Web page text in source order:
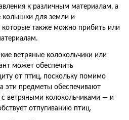
к различным материалам, а
колышки для земли и
которые также можно прибить или
ветряные колокольчики или
может обеспечить
от птиц, поскольку помимо
эти предметы обеспечивают
с ветряными колокольчиками — и
отпугиванию птиц.